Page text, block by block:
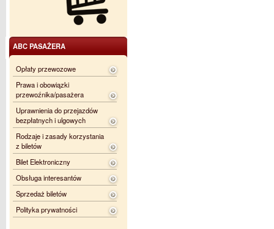
ABC PASAŻERA
Opłaty przewozowe
Prawa i obowiązki
przewoźnika/pasażera
Uprawnienia do przejazdów
bezpłatnych i ulgowych
Rodzaje i zasady korzystania
z biletów
Bilet Elektroniczny
Obsługa interesantów
Sprzedaż biletów
Polityka prywatności